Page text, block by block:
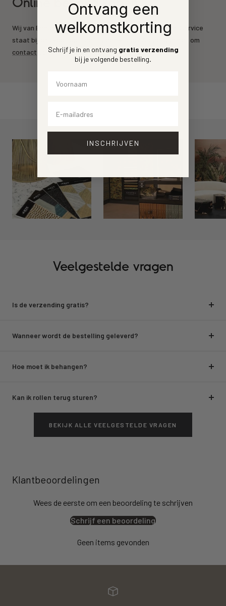
Wij van Behang.nl leveren de mooiste behang merken. Service
staat bij ons voorrop. Heeft u een vraag? Aarzel dan niet om
contact op te nemen.
Veelgestelde vragen
Is de verzending gratis?
Wanneer wordt de bestelling geleverd?
Hoe moet ik behangen?
Kan ik rollen terug sturen?
BEKIJK ALLE VEELGESTELDE VRAGEN
Klantbeoordelingen
Wees de eerste om een beoordeling te schrijven
Schrijf een beoordeling
Geen items gevonden
Ontvang een
welkomstkorting
Schrijf je in en ontvang gratis verzending
bij je volgende bestelling.
INSCHRIJVEN